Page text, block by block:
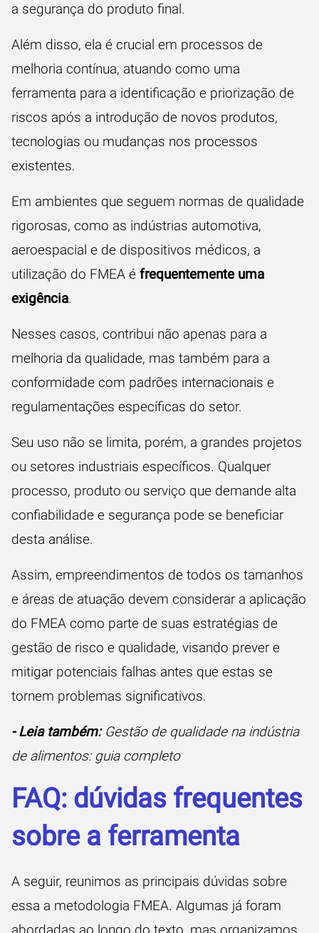
a segurança do produto final.
Além disso, ela é crucial em processos de
melhoria contínua, atuando como uma
ferramenta para a identificação e priorização de
riscos após a introdução de novos produtos,
tecnologias ou mudanças nos processos
existentes.
Em ambientes que seguem normas de qualidade
rigorosas, como as indústrias automotiva,
aeroespacial e de dispositivos médicos, a
utilização do FMEA é frequentemente uma
exigência.
Nesses casos, contribui não apenas para a
melhoria da qualidade, mas também para a
conformidade com padrões internacionais e
regulamentações específicas do setor.
Seu uso não se limita, porém, a grandes projetos
ou setores industriais específicos. Qualquer
processo, produto ou serviço que demande alta
confiabilidade e segurança pode se beneficiar
desta análise.
Assim, empreendimentos de todos os tamanhos
e áreas de atuação devem considerar a aplicação
do FMEA como parte de suas estratégias de
gestão de risco e qualidade, visando prever e
mitigar potenciais falhas antes que estas se
tornem problemas significativos.
- Leia também: Gestão de qualidade na indústria
de alimentos: guia completo
FAQ: dúvidas frequentes
sobre a ferramenta
A seguir, reunimos as principais dúvidas sobre
essa a metodologia FMEA. Algumas já foram